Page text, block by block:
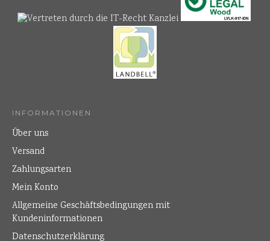
INFORMATIONEN
Über uns
Versand
Zahlungsarten
Mein Konto
Allgemeine Geschäftsbedingungen mit
Kundeninformationen
Datenschutzerklärung